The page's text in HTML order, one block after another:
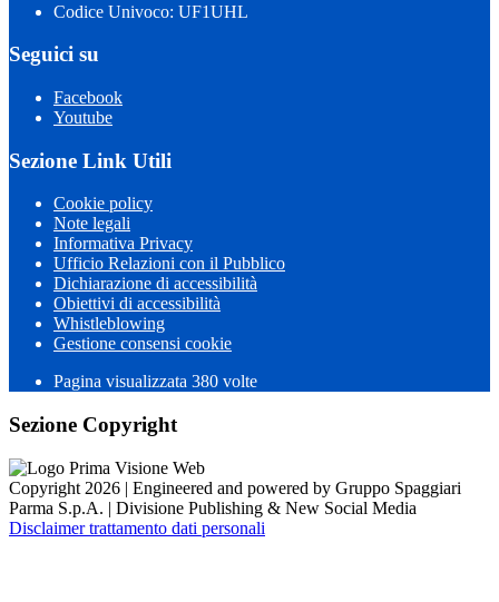
Codice Univoco: UF1UHL
Seguici su
Facebook
Youtube
Sezione Link Utili
Cookie policy
Note legali
Informativa Privacy
Ufficio Relazioni con il Pubblico
Dichiarazione di accessibilità
Obiettivi di accessibilità
Whistleblowing
Gestione consensi cookie
Pagina visualizzata 380 volte
Sezione Copyright
Copyright 2026 | Engineered and powered by Gruppo Spaggiari
Parma S.p.A. | Divisione Publishing & New Social Media
Disclaimer trattamento dati personali